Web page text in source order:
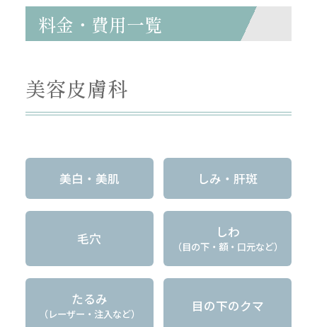
料金・費用一覧
美容皮膚科
美白・美肌 しみ・肝斑
毛穴 しわ
（目の下・額・口元など）
たるみ
（レーザー・注入など） 目の下のクマ